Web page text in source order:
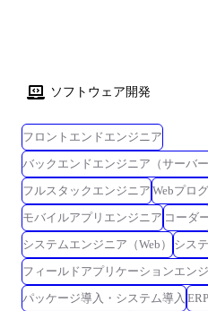
の可視化と解消、将来を見据えたア
横断の技術課題の発見と解決、技術
ンス改善、マイクロサービス化、機
推進 ・中長期視点での技術戦略立案
ニア発の企画・改善アイデアの立案および実行 ●従事すべ
の範囲 会社の定める業務 主な技術スタック ●開発言語・フレームワー
ク・ライブラリ 【フロントエンド】 -
TypeScript/React/Vite/Storybook/
TypeScript(Express.js/Node.js) -
Rails)/C# ●データベース・検索基盤 -PostgreSQL/Cloud SQL -Aurora
MySQL/Aurora PostgreSQL -
ソフトウェア開発
フロントエンドエンジニア
バックエンドエンジニア（サーバ
フルスタックエンジニア Webプロ
モバイルアプリエンジニア コーダ
システムエンジニア（Web）
シス
フィールドアプリケーションエンジ
パッケージ導入・システム導入